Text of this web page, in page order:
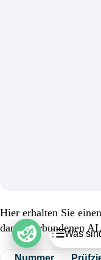
Table of contents
Was ist
Was
Hier erhalten Sie
damit verbundenen